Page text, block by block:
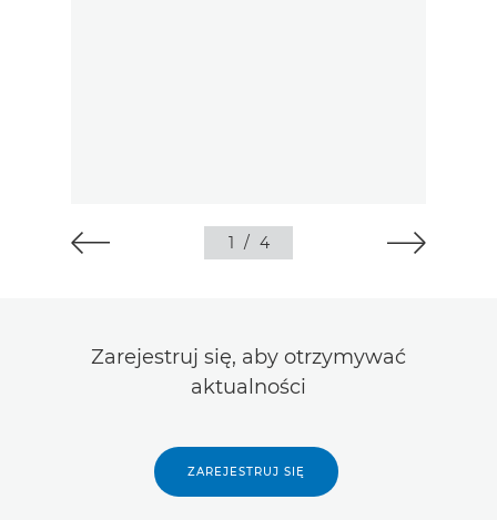
1 / 4
Zarejestruj się, aby otrzymywać
aktualności
ZAREJESTRUJ SIĘ